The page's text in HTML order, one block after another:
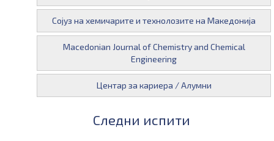
Сојуз на хемичарите и технолозите на Македонија
Macedonian Journal of Chemistry and Chemical
Engineering
Центар за кариера / Алумни
Следни испити